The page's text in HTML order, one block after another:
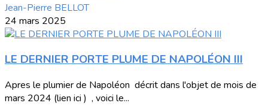
Jean-Pierre BELLOT
24 mars 2025
LE DERNIER PORTE PLUME DE NAPOLÉON III
Apres le plumier de Napoléon décrit dans l'objet de mois de
mars 2024 (lien ici ) , voici le...